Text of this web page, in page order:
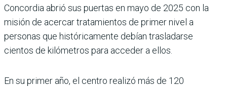
Concordia abrió sus puertas en mayo de 2025 con la
misión de acercar tratamientos de primer nivel a
personas que históricamente debían trasladarse
cientos de kilómetros para acceder a ellos.
En su primer año, el centro realizó más de 120